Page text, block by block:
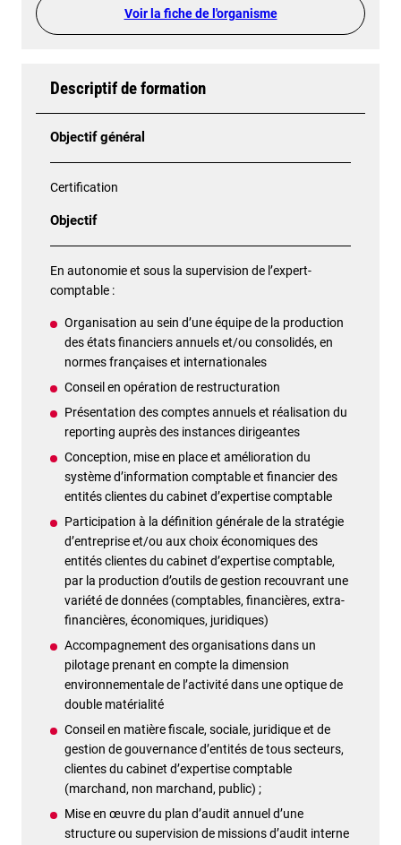
Voir la fiche de l'organisme
Descriptif de formation
Objectif général
Certification
Objectif
En autonomie et sous la supervision de l’expert-
comptable :
Organisation au sein d’une équipe de la production
des états financiers annuels et/ou consolidés, en
normes françaises et internationales
Conseil en opération de restructuration
Présentation des comptes annuels et réalisation du
reporting auprès des instances dirigeantes
Conception, mise en place et amélioration du
système d’information comptable et financier des
entités clientes du cabinet d’expertise comptable
Participation à la définition générale de la stratégie
d’entreprise et/ou aux choix économiques des
entités clientes du cabinet d’expertise comptable,
par la production d’outils de gestion recouvrant une
variété de données (comptables, financières, extra-
financières, économiques, juridiques)
Accompagnement des organisations dans un
pilotage prenant en compte la dimension
environnementale de l’activité dans une optique de
double matérialité
Conseil en matière fiscale, sociale, juridique et de
gestion de gouvernance d’entités de tous secteurs,
clientes du cabinet d’expertise comptable
(marchand, non marchand, public) ;
Mise en œuvre du plan d’audit annuel d’une
structure ou supervision de missions d’audit interne